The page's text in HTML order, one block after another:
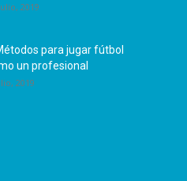
2019
para jugar fútbol
un profesional
2019